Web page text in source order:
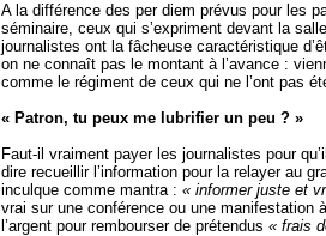
A la différence des per diem prévus pour les
séminaire, ceux qui s’expriment devant la
journalistes ont la fâcheuse caractéristique
on ne connaît pas le montant à l’avance :
comme le régiment de ceux qui ne l’ont pas
« Patron, tu peux me lubrifier un peu ? »
Faut-il vraiment payer les journalistes pour
dire recueillir l’information pour la relayer au
inculque comme mantra : « informer juste et
vrai sur une conférence ou une manifestation
l’argent pour rembourser de prétendus « frais